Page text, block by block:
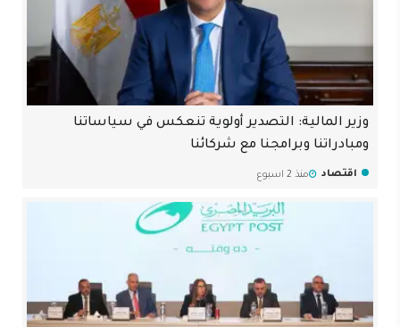
وزير المالية: التصدير أولوية تنعكس في سياساتنا
ومبادراتنا وبرامجنا مع شركائنا
اقتصاد منذ 2 اسبوع